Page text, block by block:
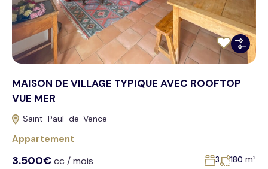
MAISON DE VILLAGE TYPIQUE AVEC ROOFTOP
VUE MER
Saint-Paul-de-Vence
Appartement
3.500€cc / mois 3 180 m²